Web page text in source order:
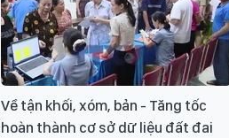
Về tận khối, xóm, bản - Tăng tốc
hoàn thành cơ sở dữ liệu đất đai